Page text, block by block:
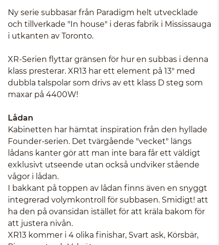
Ny serie subbasar från Paradigm helt utvecklade
och tillverkade "In house" i deras fabrik i Mississauga
i utkanten av Toronto.
XR-Serien flyttar gränsen för hur en subbas i denna
klass presterar. XR13 har ett element på 13" med
dubbla talspolar som drivs av ett klass D steg som
maxar på 4400W!
Lådan
Kabinetten har hämtat inspiration från den hyllade
Founder-serien. Det tvärgående "vecket" längs
lådans kanter gör att man inte bara får ett väldigt
exklusivt utseende utan också undviker stående
vågor i lådan.
I bakkant på toppen av lådan finns även en snyggt
integrerad volymkontroll för subbasen. Smidigt! att
ha den på ovansidan istället för att kräla bakom för
att justera nivån.
XR13 kommer i 4 olika finishar, Svart ask, Körsbär,